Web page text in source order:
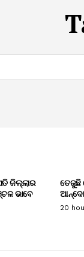
ଜିଲ୍ଲାର
ଭାବେ
ତେଜୁଛି
20